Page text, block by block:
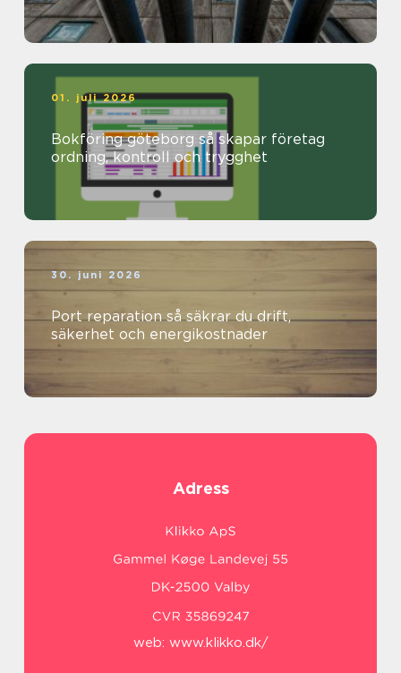
01. juli 2026
Bokföring göteborg så skapar företag
ordning, kontroll och trygghet
30. juni 2026
Port reparation så säkrar du drift,
säkerhet och energikostnader
Adress
web: www.klikko.dk/